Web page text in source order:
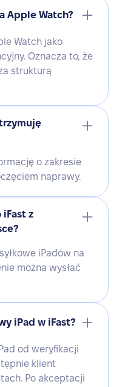
Apple Watch?
Watch jako
Oznacza to, że
strukturą
o zakresie
naprawy.
iFast z
iPadów na
można wysłać
iPad w iFast?
od weryfikacji
klient
Po akceptacji